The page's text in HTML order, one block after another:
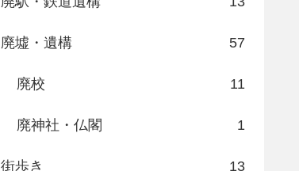
廃墟・遺構 57
廃校 11
廃神社・仏閣 1
街歩き 13